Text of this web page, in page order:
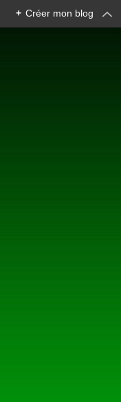
+ Créer mon blog